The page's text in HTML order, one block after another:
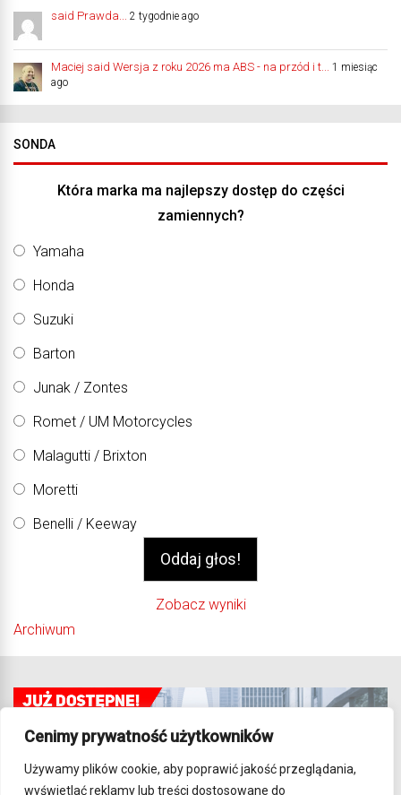
Cenimy prywatność użytkowników
Używamy plików cookie, aby poprawić jakość przeglądania,
wyświetlać reklamy lub treści dostosowane do
said Prawda... 2 tygodnie ago
Maciej said Wersja z roku 2026 ma ABS - na przód i t... 1 miesiąc
ago
SONDA
Która marka ma najlepszy dostęp do części
zamiennych?
Yamaha
Honda
Suzuki
Barton
Junak / Zontes
Romet / UM Motorcycles
Malagutti / Brixton
Moretti
Benelli / Keeway
Zobacz wyniki
Archiwum